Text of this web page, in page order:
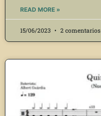
READ MORE »
15/06/2023 2 comentarios